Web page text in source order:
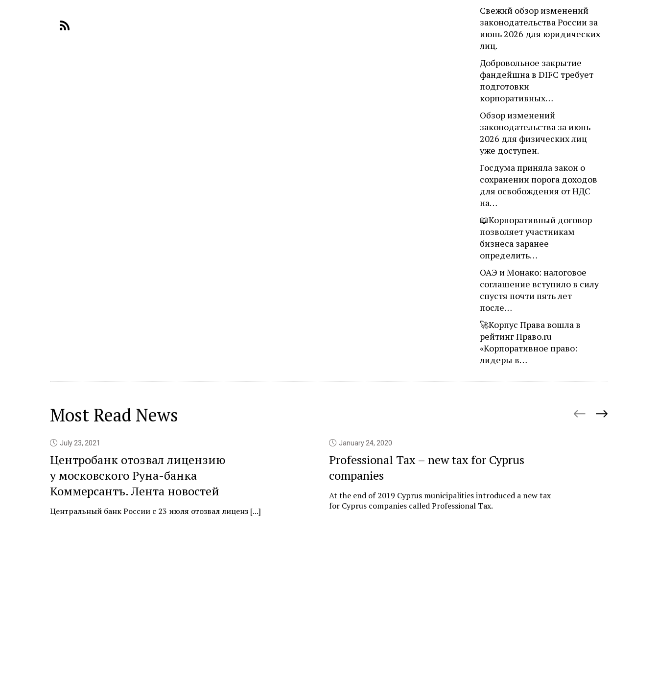
Свежий обзор изменений
законодательства России за
июнь 2026 для юридических
лиц.
Добровольное закрытие
фандейшна в DIFC требует
подготовки
корпоративных…
Обзор изменений
законодательства за июнь
2026 для физических лиц
уже доступен.
Госдума приняла закон о
сохранении порога доходов
для освобождения от НДС
на…
📖Корпоративный договор
позволяет участникам
бизнеса заранее
определить…
ОАЭ и Монако: налоговое
соглашение вступило в силу
спустя почти пять лет
после…
🚀Корпус Права вошла в
рейтинг Право.ru
«Корпоративное право:
лидеры в…
Most Read News
July 23, 2021
Центробанк отозвал лицензию
у московского Руна-банка
Коммерсантъ. Лента новостей
Центральный банк России с 23 июля отозвал лиценз [...]
January 24, 2020
Professional Tax – new tax for Cyprus
companies
At the end of 2019 Cyprus municipalities introduced a new tax
for Cyprus companies called Professional Tax.